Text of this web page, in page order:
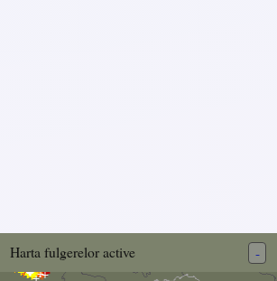
Harta fulgerelor active -